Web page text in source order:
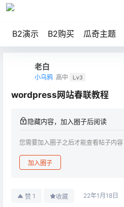
B2演示 B2购买 瓜奇主题
老白
小乌鸦 高中 Lv3
wordpress网站春联教程
隐藏内容，加入圈子后阅读
您需要加入圈子之后才能查看帖子内容
加入圈子
赞 1 收藏 22年1月18日